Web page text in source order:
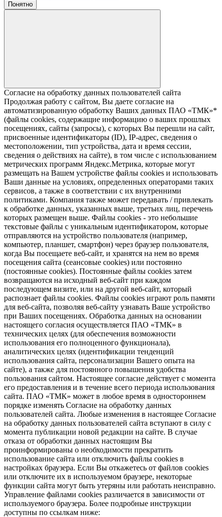
Понятно
Согласие на обработку данных пользователей сайта
Продолжая работу с сайтом, Вы даете согласие на
автоматизированную обработку Ваших данных ПАО «ТМК»*
(файлы cookies, содержащие информацию о ваших прошлых
посещениях, сайты (запросы), с которых Вы перешли на сайт,
присвоенные идентификаторы (ID), IP-адрес, сведения о
местоположении, тип устройства, дата и время сессии,
сведения о действиях на сайте), в том числе с использованием
метрических программ Яндекс.Метрика, которые могут
размещать на Вашем устройстве файлы cookies и использовать
Ваши данные на условиях, определенных операторами таких
сервисов, а также в соответствии с их внутренними
политиками. Компания также может передавать / привлекать
к обработке данных, указанных выше, третьих лиц, перечень
которых размещен выше. Файлы cookies - это небольшие
текстовые файлы с уникальным идентификатором, которые
отправляются на устройство пользователя (например,
компьютер, планшет, смартфон) через браузер пользователя,
когда Вы посещаете веб-сайт, и хранятся на нем во время
посещения сайта (сеансовые cookies) или постоянно
(постоянные cookies). Постоянные файлы cookies затем
возвращаются на исходный веб-сайт при каждом
последующем визите, или на другой веб-сайт, который
распознает файлы cookies. Файлы cookies играют роль памяти
для веб-сайта, позволяя веб-сайту узнавать Ваше устройство
при Ваших посещениях. Обработка данных на основании
настоящего согласия осуществляется ПАО «ТМК» в
технических целях (для обеспечения возможности
использования его полноценного функционала),
аналитических целях (идентификации тенденций
использования сайта, персонализации Вашего опыта на
сайте), а также для постоянного повышения удобства
пользования сайтом. Настоящее согласие действует с момента
его предоставления и в течение всего периода использования
сайта. ПАО «ТМК» может в любое время в одностороннем
порядке изменять Согласие на обработку данных
пользователей сайта. Любые изменения в настоящее Согласие
на обработку данных пользователей сайта вступают в силу с
момента публикации новой редакции на сайте. В случае
отказа от обработки данных настоящим Вы
проинформированы о необходимости прекратить
использование сайта или отключить файлы cookies в
настройках браузера. Если Вы откажетесь от файлов cookies
или отключите их в используемом браузере, некоторые
функции сайта могут быть утеряны или работать неисправно.
Управление файлами cookies различается в зависимости от
используемого браузера. Более подробные инструкции
доступны по ссылкам ниже: